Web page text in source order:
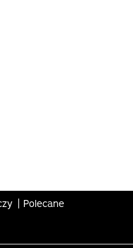
Polecane